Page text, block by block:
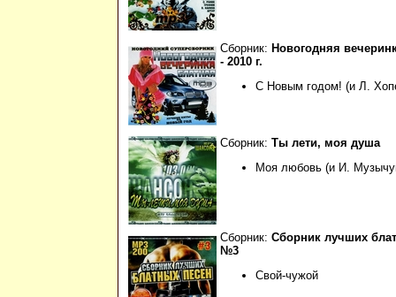
Сборник: Новогодняя
- 2010 г.
С Новым годом! (и Л.
Сборник: Ты лети, моя душа
Моя любовь (и И.
Сборник: Сборник лучших
№3
Свой-чужой